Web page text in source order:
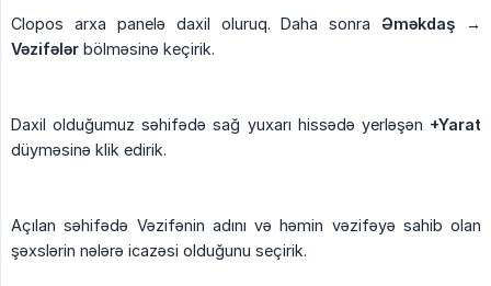
Clopos arxa panelə daxil oluruq. Daha sonra Əməkdaş →
Vəzifələr bölməsinə keçirik.
Daxil olduğumuz səhifədə sağ yuxarı hissədə yerləşən +Yarat
düyməsinə klik edirik.
Açılan səhifədə Vəzifənin adını və həmin vəzifəyə sahib olan
şəxslərin nələrə icazəsi olduğunu seçirik.